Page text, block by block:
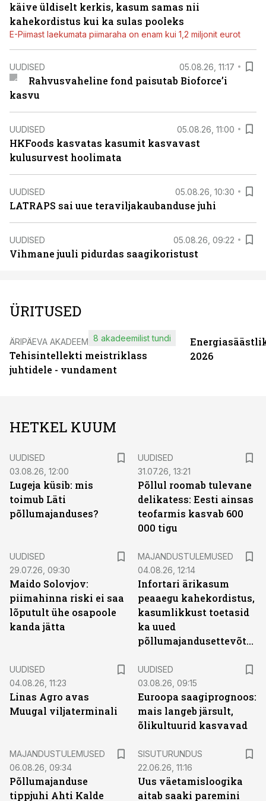
käive üldiselt kerkis, kasum samas nii
kahekordistus kui ka sulas pooleks
E-Piimast laekumata piimaraha on enam kui 1,2 miljonit eurot
UUDISED 05.08.26, 11:17
Rahvusvaheline fond paisutab Bioforce’i
kasvu
UUDISED 05.08.26, 11:00
HKFoods kasvatas kasumit kasvavast
kulusurvest hoolimata
UUDISED 05.08.26, 10:30
LATRAPS sai uue teraviljakaubanduse juhi
UUDISED 05.08.26, 09:22
Vihmane juuli pidurdas saagikoristust
ÜRITUSED
ÄRIPÄEVA AKADEEMIA
Tehisintellekti meistriklass
juhtidele - vundament
8 akadeemilist tundi
2026
HETKEL KUUM
UUDISED
03.08.26, 12:00
Lugeja küsib: mis
toimub Läti
põllumajanduses?
UUDISED
31.07.26, 13:21
Põllul roomab tulevane
delikatess: Eesti ainsas
teofarmis kasvab 600
000 tigu
UUDISED
29.07.26, 09:30
Maido Solovjov:
piimahinna riski ei saa
lõputult ühe osapoole
kanda jätta
MAJANDUSTULEMUSED
04.08.26, 12:14
Infortari ärikasum
peaaegu kahekordistus,
kasumlikkust toetasid
ka uued
põllumajandusettevõtted
UUDISED
04.08.26, 11:23
Linas Agro avas
Muugal viljaterminali
UUDISED
03.08.26, 09:15
Euroopa saagiprognoos:
mais langeb järsult,
õlikultuurid kasvavad
MAJANDUSTULEMUSED
06.08.26, 09:34
Põllumajanduse
tippjuhi Ahti Kalde
SISUTURUNDUS
22.06.26, 11:16
Uus väetamisloogika
aitab saaki paremini